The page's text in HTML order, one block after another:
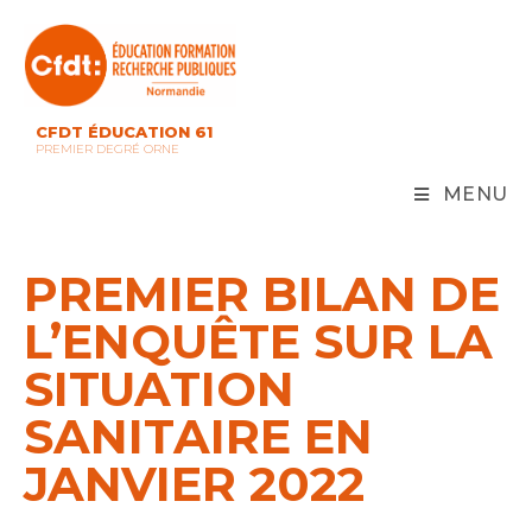
content
CFDT ÉDUCATION 61
PREMIER DEGRÉ ORNE
MENU
PREMIER BILAN DE
L’ENQUÊTE SUR LA
SITUATION
SANITAIRE EN
JANVIER 2022